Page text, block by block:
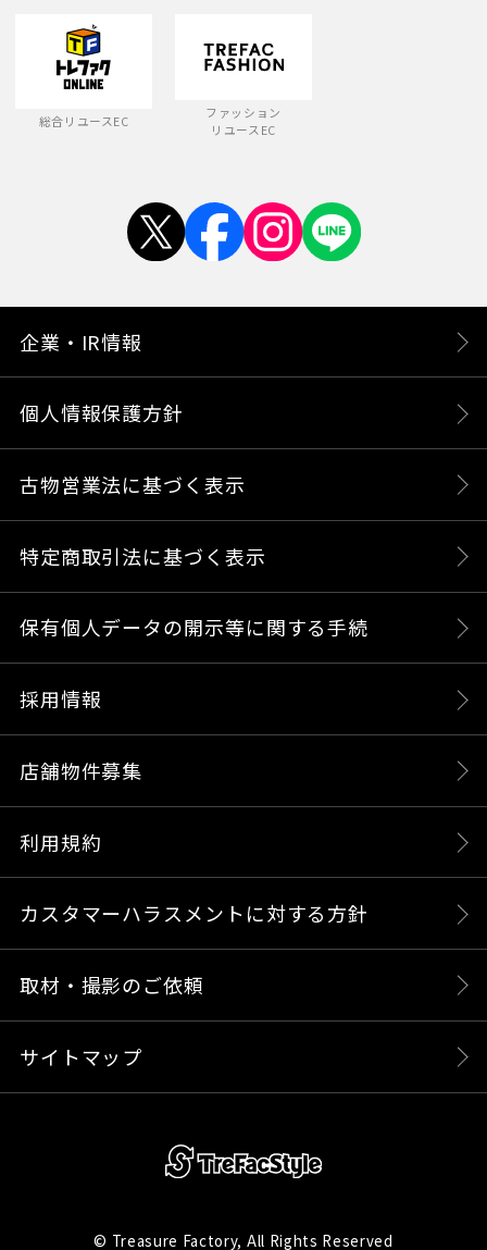
総合リユースEC
ファッション
リユースEC
企業・IR情報
個人情報保護方針
古物営業法に基づく表示
特定商取引法に基づく表示
保有個人データの開示等に関する手続
採用情報
店舗物件募集
利用規約
カスタマーハラスメントに対する方針
取材・撮影のご依頼
サイトマップ
© Treasure Factory, All Rights Reserved